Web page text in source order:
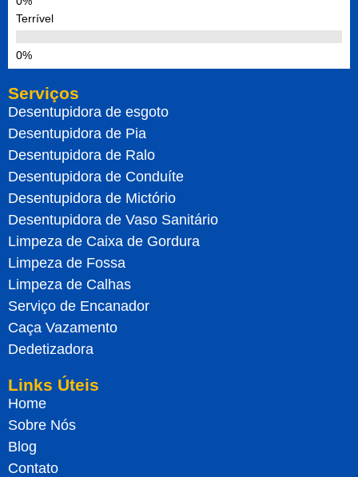
Terrível
Serviços
Desentupidora de esgoto
Desentupidora de Pia
Desentupidora de Ralo
Desentupidora de Conduíte
Desentupidora de Mictório
Desentupidora de Vaso Sanitário
Limpeza de Caixa de Gordura
Limpeza de Fossa
Limpeza de Calhas
Serviço de Encanador
Caça Vazamento
Dedetizadora
Links Úteis
Home
Sobre Nós
Blog
Contato